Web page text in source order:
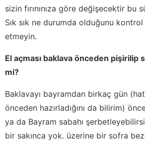
sizin fırınınıza göre değişecektir bu
Sık sık ne durumda olduğunu
etmeyin.
El açması baklava önceden pişirilip
mi?
Baklavayı bayramdan birkaç gün
önceden hazırladığını da bilirim)
ya da Bayram sabahı
bir sakınca yok. üzerine bir sofra